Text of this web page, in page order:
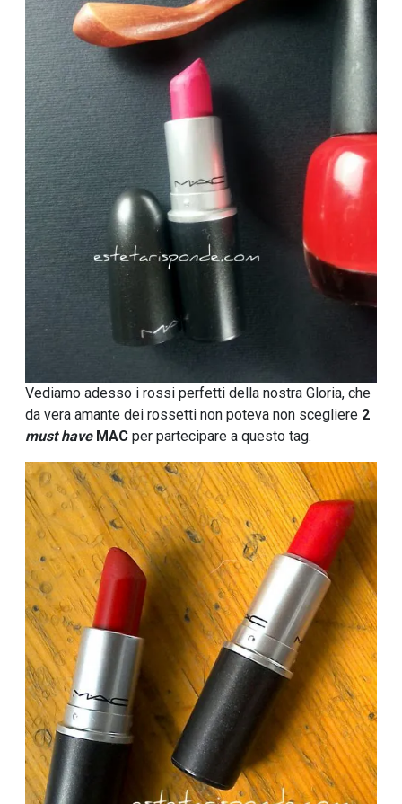
Vediamo adesso i rossi perfetti della nostra Gloria, che
da vera amante dei rossetti non poteva non scegliere 2
must haveMAC per partecipare a questo tag.